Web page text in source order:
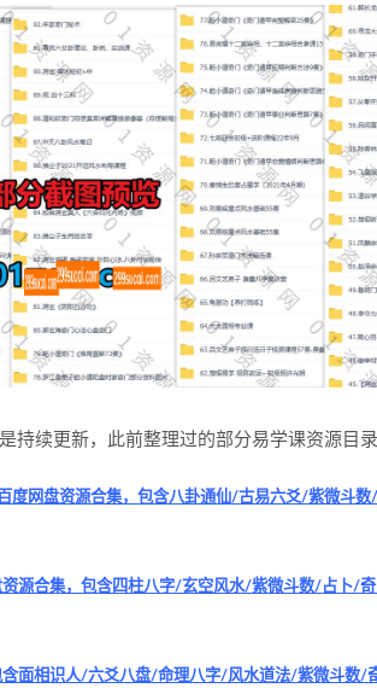
续更新，此前整理过的部分易学课资源目录
网盘资源合集，包含八卦通仙/古易六爻/紫微斗
源合集，包含四柱八字/玄空风水/紫微斗数/占卜/
面相识人/六爻八盘/命理八字/风水道法/紫微斗数/